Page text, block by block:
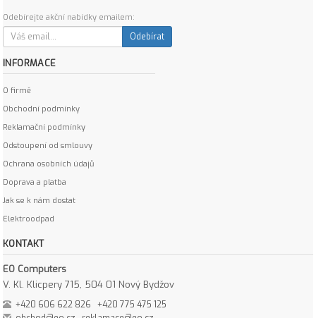
Odebírejte akční nabídky emailem:
Odebírat
INFORMACE
O firmě
Obchodní podmínky
Reklamační podmínky
Odstoupení od smlouvy
Ochrana osobních údajů
Doprava a platba
Jak se k nám dostat
Elektroodpad
KONTAKT
EO Computers
V. Kl. Klicpery 715, 504 01 Nový Bydžov
+420 606 622 826
+420 775 475 125